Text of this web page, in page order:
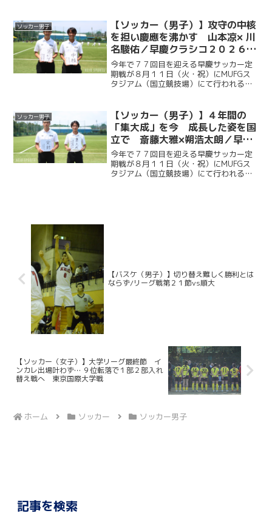
ッチに立つ。今回ケイスポでは選手だけ
ではなく、グラウンドマ...
ソッカー男子
【ソッカー（男子）】攻守の中核
を担い慶應を沸かす 山本凉× 川
名駿佑／早慶クラシコ２０２６直
前企画第２弾
今年で７７回目を迎える早慶サッカー定
期戦が８月１１日（火・祝）にMUFGス
タジアム（国立競技場）にて行われる。
ッチに立つ。今回ケイスポでは選手だけ
ではなく、グラウンドマ...
ソッカー男子
【ソッカー（男子）】４年間の
「集大成」を今 成長した姿を国
立で 斎藤大雅×朔浩太朗／早慶
クラシコ２０２６直前企画第１弾
今年で７７回目を迎える早慶サッカー定
期戦が８月１１日（火・祝）にMUFGス
タジアム（国立競技場）にて行われる。
【バスケ（男子）】切り替え難しく勝利とは
ならず/リーグ戦第２１節vs順大
【ソッカー（女子）】大学リーグ最終節 イ
ンカレ出場叶わず… ９位転落で１部２部入れ
替え戦へ 東京国際大学戦
ホーム ソッカー ソッカー男子
記事を検索